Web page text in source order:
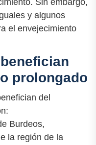
Sin embargo,
y algunos
el envejecimiento
prolongado
del
Burdeos,
la región de la